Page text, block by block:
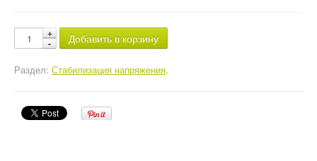
Добавить в корзину
Раздел: Стабилизация напряжения.